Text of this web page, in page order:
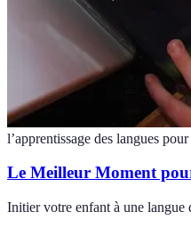
l’apprentissage des langues
Le Meilleur Moment
Initier votre enfant à une langue